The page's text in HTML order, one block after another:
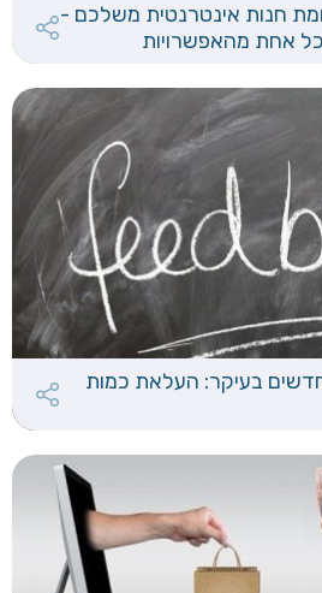
חנות אינטרנטית משלכם -
כל אחת מהאפשרויות
בעיקר: העלאת כמות